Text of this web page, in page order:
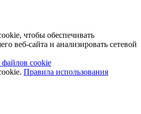
чтобы обеспечивать
веб-сайта и анализировать сетевой
файлов cookie
Правила использования